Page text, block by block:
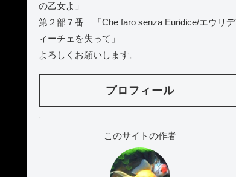
の乙女よ」
第２部７番 「Che faro senza Euridice/エウリデ
ィーチェを失って」
よろしくお願いします。
プロフィール
このサイトの作者